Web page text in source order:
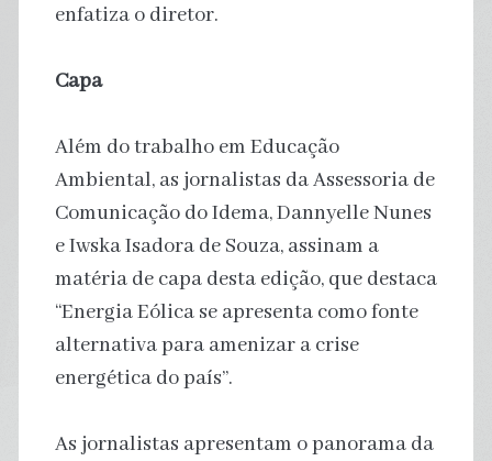
enfatiza o diretor.
Capa
Além do trabalho em Educação
Ambiental, as jornalistas da Assessoria de
Comunicação do Idema, Dannyelle Nunes
e Iwska Isadora de Souza, assinam a
matéria de capa desta edição, que destaca
“Energia Eólica se apresenta como fonte
alternativa para amenizar a crise
energética do país”.
As jornalistas apresentam o panorama da